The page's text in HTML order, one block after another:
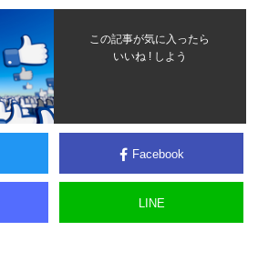
この記事が気に入ったら
いいね ! しよう
Facebook
LINE